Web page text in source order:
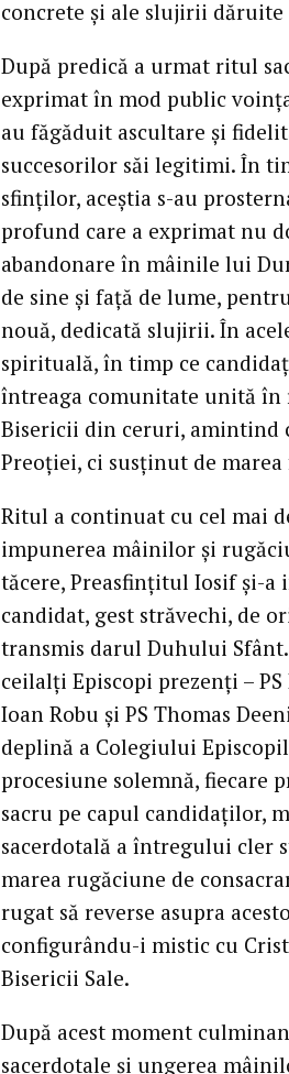
concrete și ale slujirii dăruite
După predică a urmat ritul
exprimat în mod public
au făgăduit ascultare și
succesorilor săi legitimi. În
sfinților, aceștia s-au
profund care a exprimat nu
abandonare în mâinile lui
de sine și față de lume,
nouă, dedicată slujirii. În
spirituală, în timp ce
întreaga comunitate unită
Bisericii din ceruri, amintind
Preoției, ci susținut de
Ritul a continuat cu cel mai
impunerea mâinilor și
tăcere, Preasfințitul Iosif și-a
candidat, gest străvechi, de
transmis darul Duhului
ceilalți Episcopi prezenți – PS
Ioan Robu și PS Thomas
deplină a Colegiului
procesiune solemnă, fiecare
sacru pe capul candidaților,
sacerdotală a întregului cler
marea rugăciune de
rugat să reverse asupra
configurându-i mistic cu
Bisericii Sale.
După acest moment
sacerdotale și ungerea